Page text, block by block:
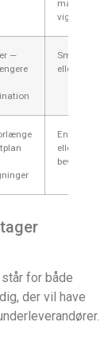
materialer
vigtig
—
Små
eller lavt
eller
for både
der vil have